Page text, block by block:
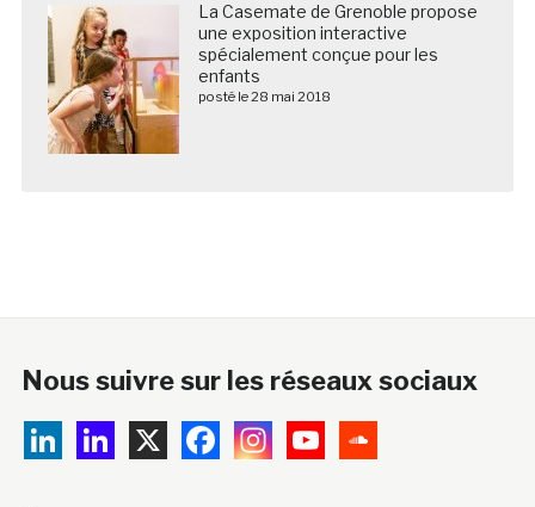
La Casemate de Grenoble propose
une exposition interactive
spécialement conçue pour les
enfants
posté le 28 mai 2018
Nous suivre sur les réseaux sociaux